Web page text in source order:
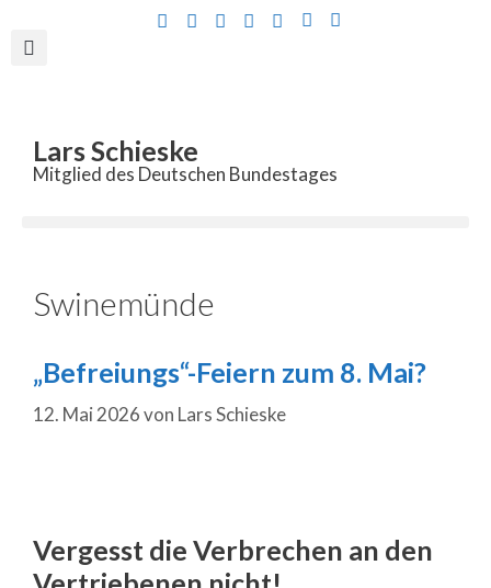
Lars Schieske
Mitglied des Deutschen Bundestages
Swinemünde
„Befreiungs“-Feiern zum 8. Mai?
12. Mai 2026von Lars Schieske
Vergesst die Verbrechen an den